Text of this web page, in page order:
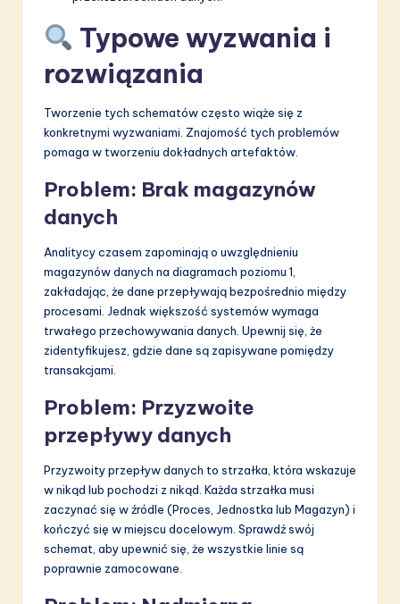
Typowe wyzwania i
rozwiązania
Tworzenie tych schematów często wiąże się z
konkretnymi wyzwaniami. Znajomość tych problemów
pomaga w tworzeniu dokładnych artefaktów.
Problem: Brak magazynów
danych
Analitycy czasem zapominają o uwzględnieniu
magazynów danych na diagramach poziomu 1,
zakładając, że dane przepływają bezpośrednio między
procesami. Jednak większość systemów wymaga
trwałego przechowywania danych. Upewnij się, że
zidentyfikujesz, gdzie dane są zapisywane pomiędzy
transakcjami.
Problem: Przyzwoite
przepływy danych
Przyzwoity przepływ danych to strzałka, która wskazuje
w nikąd lub pochodzi z nikąd. Każda strzałka musi
zaczynać się w źródle (Proces, Jednostka lub Magazyn) i
kończyć się w miejscu docelowym. Sprawdź swój
schemat, aby upewnić się, że wszystkie linie są
poprawnie zamocowane.